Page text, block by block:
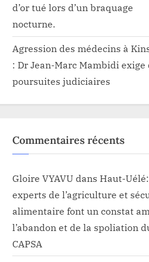
d’or tué lors d’un braquage
nocturne.
Agression des médecins à
: Dr Jean-Marc Mambidi exige
poursuites judiciaires
Commentaires récents
Gloire VYAVU dans Haut-
experts de l’agriculture et
alimentaire font un constat
l’abandon et de la spoliation
CAPSA